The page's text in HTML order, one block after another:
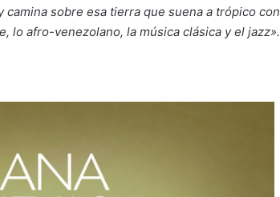
sobre esa tierra que suena a trópico con
lo afro-venezolano, la música clásica y el jazz».